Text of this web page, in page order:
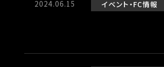
2024.06.15 イベント FC情報